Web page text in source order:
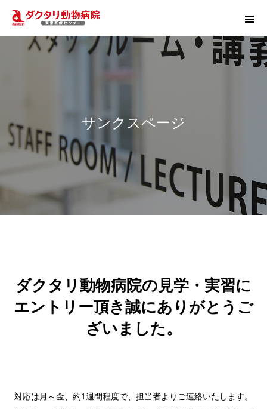
サンクスページ
ダクタリ動物病院の見学・実習に
エントリー頂き誠にありがとうご
ざいました。
対応は月～金、約1週間程度で、担当者よりご連絡いたします。